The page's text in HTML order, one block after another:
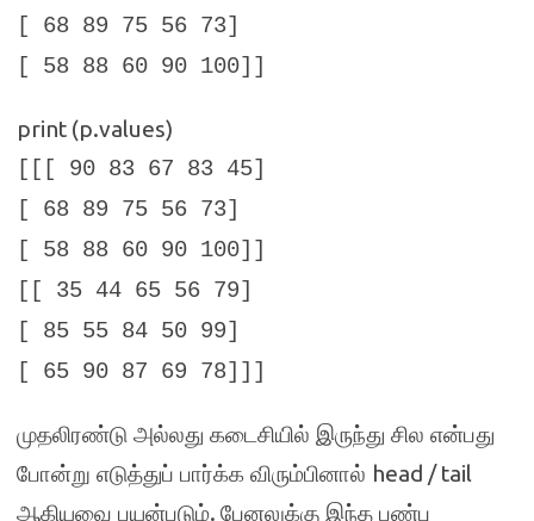
[ 68 89 75 56 73]
[ 58 88 60 90 100]]
print (p.values)
[[[ 90 83 67 83 45]
[ 68 89 75 56 73]
[ 58 88 60 90 100]]
[[ 35 44 65 56 79]
[ 85 55 84 50 99]
[ 65 90 87 69 78]]]
முதலிரண்டு அல்லது கடைசியில் இருந்து சில என்பது
போன்று எடுத்துப் பார்க்க விரும்பினால் head / tail
ஆகியவை பயன்படும். பேனலுக்கு இந்த பண்பு